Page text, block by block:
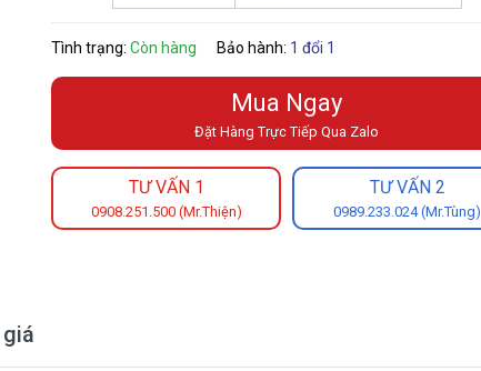
Tình trạng:Còn hàng Bảo hành: 1 đổi 1
Mua Ngay
Đặt Hàng Trực Tiếp Qua Zalo
TƯ VẤN 1
0908.251.500 (Mr.Thiện)
TƯ VẤN 2
0989.233.024 (Mr.Tùng)